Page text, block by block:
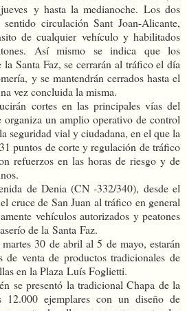
y hasta la medianoche. Los dos
circulación Sant Joan-Alicante,
de cualquier vehículo y habilitados
Así mismo se indica que los
Santa Faz, se cerrarán al tráfico el día
y se mantendrán cerrados hasta el
vez concluida la misma.
cortes en las principales vías del
un amplio operativo de control
seguridad vial y ciudadana, en el que la
puntos de corte y regulación de tráfico
refuerzos en las horas de riesgo y de
de Denia (CN -332/340), desde el
cruce de San Juan al tráfico en general
vehículos autorizados y peatones
de la Santa Faz.
30 de abril al 5 de mayo, estarán
de venta de productos tradicionales de
en la Plaza Luís Foglietti.
se presentó la tradicional Chapa de la
12.000 ejemplares con un diseño de